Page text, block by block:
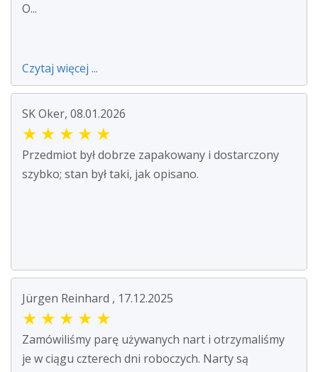
O...
Czytaj więcej ...
SK Oker, 08.01.2026
★ ★ ★ ★ ★
Przedmiot był dobrze zapakowany i dostarczony
szybko; stan był taki, jak opisano.
Jürgen Reinhard , 17.12.2025
★ ★ ★ ★ ★
Zamówiliśmy parę używanych nart i otrzymaliśmy
je w ciągu czterech dni roboczych. Narty są